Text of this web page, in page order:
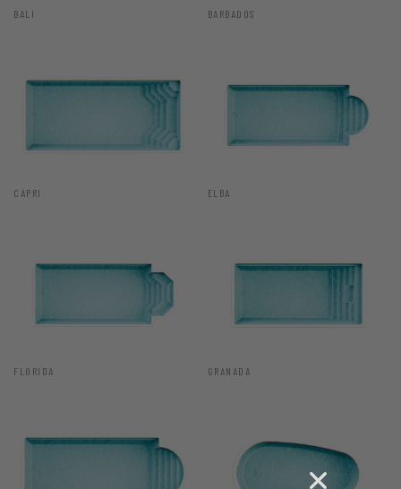
BALI BARBADOS
CAPRI ELBA
FLORIDA GRANADA